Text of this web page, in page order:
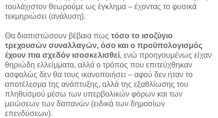
τουλάχιστον θεωρούμε ως έγκλημα – έχοντας το φυσικά
τεκμηριώσει (ανάλυση).
Θα διαπιστώσουν βέβαια πως τόσο το ισοζύγιο
τρεχουσών συναλλαγών, όσο και ο προϋπολογισμός
έχουν πια σχεδόν ισοσκελισθεί, ενώ προηγουμένως είχαν
θηριώδη ελλείμματα, αλλά ο τρόπος που επιτεύχθηκαν
ασφαλώς δεν θα τους ικανοποιήσει – αφού δεν ήταν το
αποτέλεσμα της ανάπτυξης, αλλά της εξαθλίωσης του
πληθυσμού μέσω των υπερβολικών φόρων και των
μειώσεων των δαπανών (ειδικά των δημοσίων
επενδύσεων).